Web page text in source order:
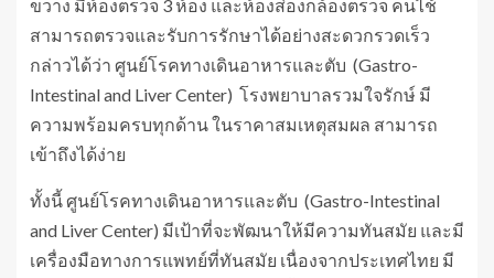
ขวาง มีห้องตรวจ 3 ห้อง และห้องส่องกล้องตรวจ คนไช้
สามารถตรวจและรับการรักษาได้อย่างสะดวกรวดเร็ว
กล่าวได้ว่า ศูนย์โรคทางเดินอาหารและตับ (Gastro-
Intestinal and Liver Center) โรงพยาบาลรวมใจรักษ์ มี
ความพร้อมครบทุกด้าน ในราคาสมเหตุสมผล สามารถ
เข้าถึงได้ง่าย
ทั้งนี้ ศูนย์โรคทางเดินอาหารและตับ (Gastro-Intestinal
and Liver Center) มีเป้าที่จะพัฒนาให้มีความทันสมัย และมี
เครื่องมือทางการแพทย์ที่ทันสมัย เนื่องจากประเทศไทย มี